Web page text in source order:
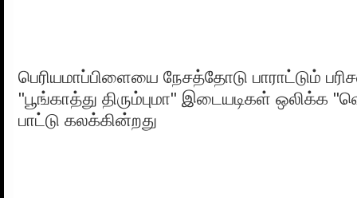
பெரியமாப்பிளையை நேசத்தோடு பாராட்டும்
"பூங்காத்து திரும்புமா" இடையடிகள் ஒலிக்க
பாட்டு கலக்கின்றது